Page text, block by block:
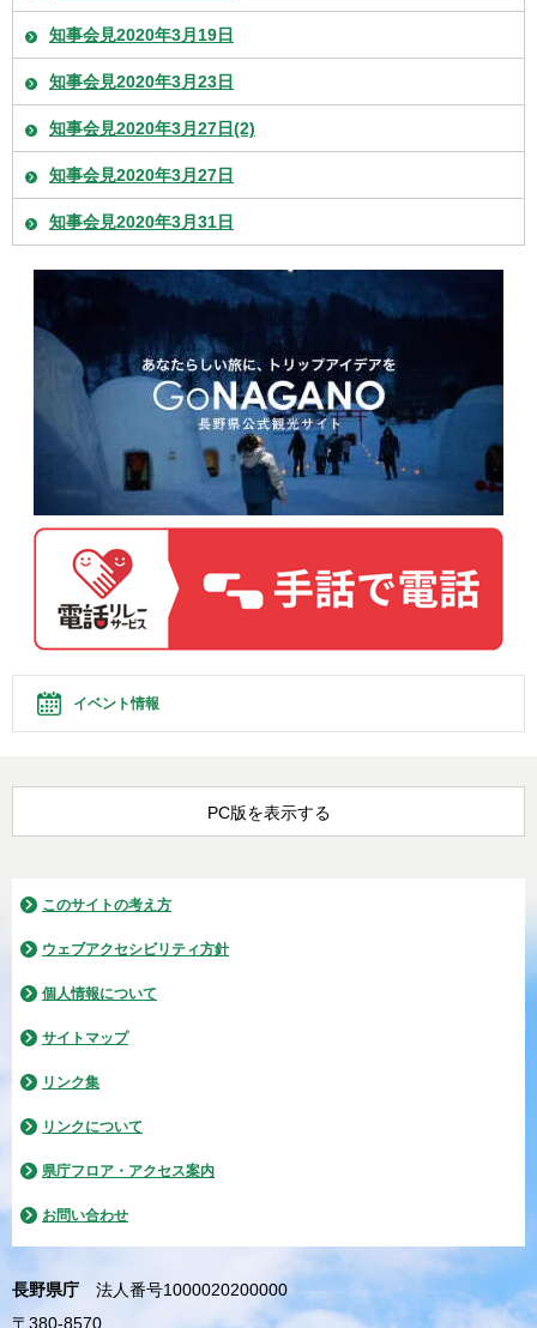
知事会見2020年3月19日
知事会見2020年3月23日
知事会見2020年3月27日(2)
知事会見2020年3月27日
知事会見2020年3月31日
イベント情報
PC版を表示する
このサイトの考え方
ウェブアクセシビリティ方針
個人情報について
サイトマップ
リンク集
リンクについて
県庁フロア・アクセス案内
お問い合わせ
長野県庁
法人番号1000020200000
〒380-8570